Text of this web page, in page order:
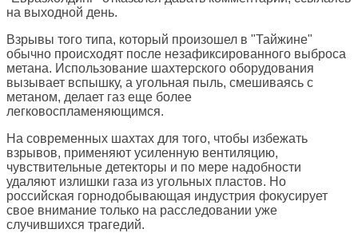
на выходной день.
Взрывы того типа, который произошел в "Тайжине"
обычно происходят после незафиксированного выброса
метана. Использование шахтерского оборудования
вызывает вспышку, а угольная пыль, смешиваясь с
метаном, делает газ еще более
легковоспламеняющимся.
На современных шахтах для того, чтобы избежать
взрывов, применяют усиленную вентиляцию,
чувствительные детекторы и по мере надобности
удаляют излишки газа из угольных пластов. Но
российская горнодобывающая индустрия фокусирует
свое внимание только на расследовании уже
случившихся трагедий.